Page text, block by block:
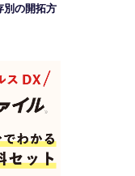
別の開拓方